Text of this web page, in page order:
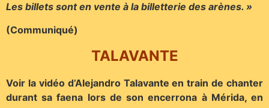
Les billets sont en vente à la billetterie des arènes. »
(Communiqué)
TALAVANTE
Voir la vidéo d’Alejandro Talavante en train de chanter
durant sa faena lors de son encerrona à Mérida, en